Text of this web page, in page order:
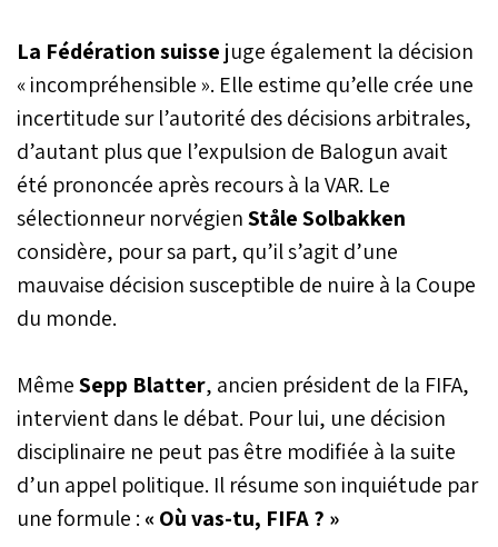
La Fédération suisse juge également la décision
« incompréhensible ». Elle estime qu’elle crée une
incertitude sur l’autorité des décisions arbitrales,
d’autant plus que l’expulsion de Balogun avait
été prononcée après recours à la VAR. Le
sélectionneur norvégienStåle Solbakken
considère, pour sa part, qu’il s’agit d’une
mauvaise décision susceptible de nuire à la Coupe
du monde.
MêmeSepp Blatter, ancien président de la FIFA,
intervient dans le débat. Pour lui, une décision
disciplinaire ne peut pas être modifiée à la suite
d’un appel politique. Il résume son inquiétude par
une formule : « Où vas-tu, FIFA ? »